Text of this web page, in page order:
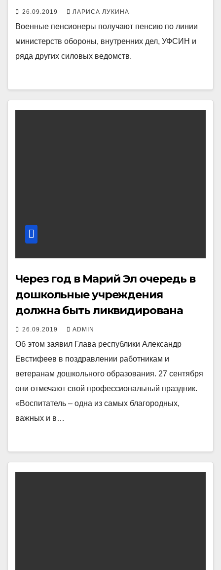
26.09.2019 ЛАРИСА ЛУКИНА
Военные пенсионеры получают пенсию по линии
министерств обороны, внутренних дел, УФСИН и
ряда других силовых ведомств.
Через год в Марий Эл очередь в
дошкольные учреждения
должна быть ликвидирована
26.09.2019 ADMIN
Об этом заявил Глава республики Александр
Евстифеев в поздравлении работникам и
ветеранам дошкольного образования. 27 сентября
они отмечают свой профессиональный праздник.
«Воспитатель – одна из самых благородных,
важных и в…